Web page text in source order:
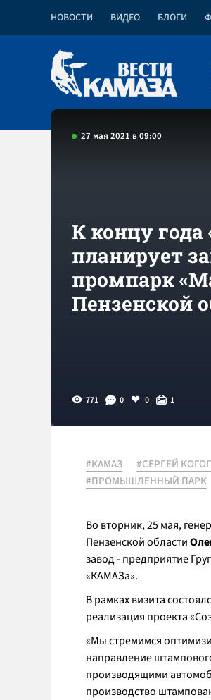
НОВОСТИ ВИДЕО БЛОГИ
27 мая 2021 в 09:00
К концу
планирует
промпарк
Пензенской
771 0 0 1
#КАМАЗ #СЕРГЕЙ
#ПРОМЫШЛЕННЫЙ ПАРК
Во вторник, 25 мая,
Пензенской области
завод - предприятие
«КАМАЗа».
В рамках визита
реализация проекта
«Мы стремимся
направление
производящими
производство